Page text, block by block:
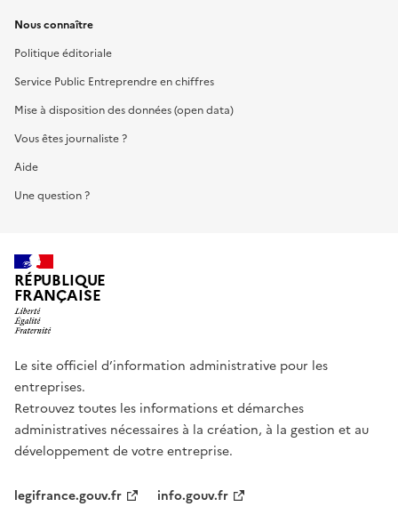
Nous connaître
Politique éditoriale
Service Public Entreprendre en chiffres
Mise à disposition des données (open data)
Vous êtes journaliste ?
Aide
Une question ?
RÉPUBLIQUE
FRANÇAISE
Le site officiel d’information administrative pour les
entreprises.
Retrouvez toutes les informations et démarches
administratives nécessaires à la création, à la gestion et au
développement de votre entreprise.
legifrance.gouv.fr
info.gouv.fr